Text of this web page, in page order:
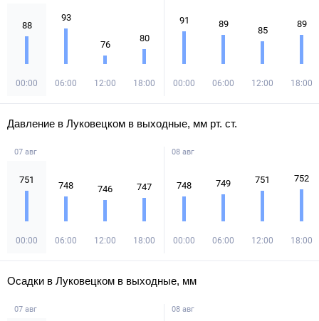
88
00:00
93
06:00
76
12:00
80
18:00
91
00:00
89
06:00
85
12:00
89
18:00
Давление в Луковецком в выходные, мм рт. ст.
07 авг
751
00:00
748
06:00
746
12:00
747
18:00
08 авг
748
00:00
749
06:00
751
12:00
752
18:00
Осадки в Луковецком в выходные, мм
07 авг 08 авг